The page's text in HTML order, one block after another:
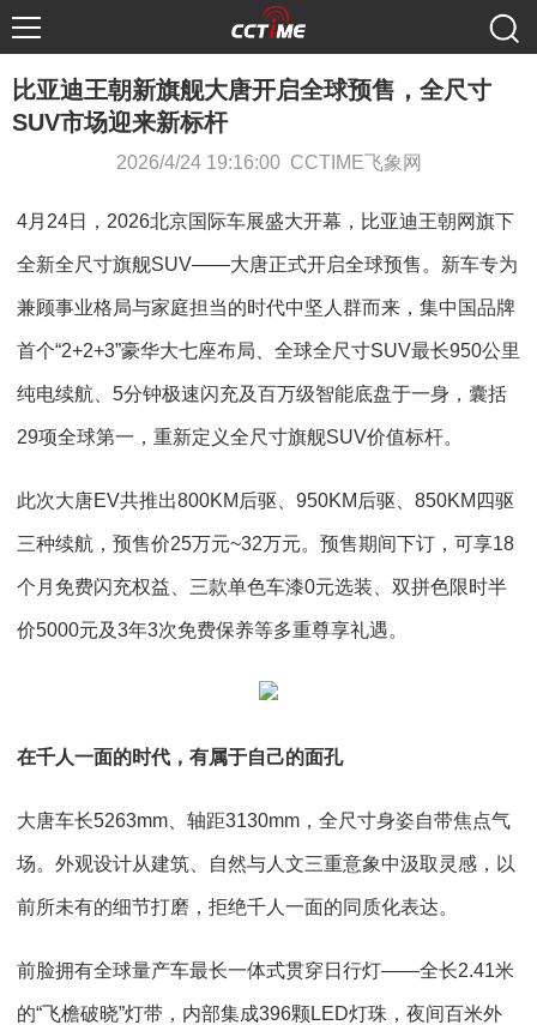
比亚迪王朝新旗舰大唐开启全球预售，全尺寸
SUV市场迎来新标杆
2026/4/24 19:16:00 CCTIME飞象网
4月24日，2026北京国际车展盛大开幕，比亚迪王朝网旗下
全新全尺寸旗舰SUV——大唐正式开启全球预售。新车专为
兼顾事业格局与家庭担当的时代中坚人群而来，集中国品牌
首个“2+2+3”豪华大七座布局、全球全尺寸SUV最长950公里
纯电续航、5分钟极速闪充及百万级智能底盘于一身，囊括
29项全球第一，重新定义全尺寸旗舰SUV价值标杆。
此次大唐EV共推出800KM后驱、950KM后驱、850KM四驱
三种续航，预售价25万元~32万元。预售期间下订，可享18
个月免费闪充权益、三款单色车漆0元选装、双拼色限时半
价5000元及3年3次免费保养等多重尊享礼遇。
在千人一面的时代，有属于自己的面孔
大唐车长5263mm、轴距3130mm，全尺寸身姿自带焦点气
场。外观设计从建筑、自然与人文三重意象中汲取灵感，以
前所未有的细节打磨，拒绝千人一面的同质化表达。
前脸拥有全球量产车最长一体式贯穿日行灯——全长2.41米
的“飞檐破晓”灯带，内部集成396颗LED灯珠，夜间百米外